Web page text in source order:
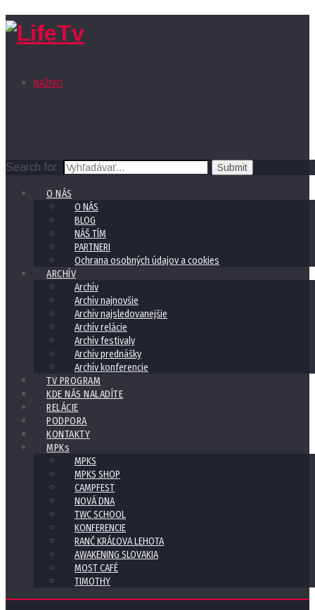
NAŽIVO
Search for:
O NÁS
O NÁS
BLOG
NÁŠ TÍM
PARTNERI
Ochrana osobných údajov a cookies
ARCHÍV
Archív
Archív najnovšie
Archív najsledovanejšie
Archív relácie
Archív festivaly
Archív prednášky
Archív konferencie
TV PROGRAM
KDE NÁS NALADÍTE
RELÁCIE
PODPORA
KONTAKTY
MPKs
MPKS
MPKS SHOP
CAMPFEST
NOVÁ DNA
TWC SCHOOL
KONFERENCIE
RANČ KRÁĽOVA LEHOTA
AWAKENING SLOVAKIA
MOST CAFÉ
TIMOTHY